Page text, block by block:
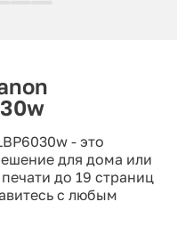
- это
для дома или
до 19 страниц
с любым
подключение